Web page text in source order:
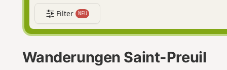
Filter NEU
Wanderungen Saint-Preuil